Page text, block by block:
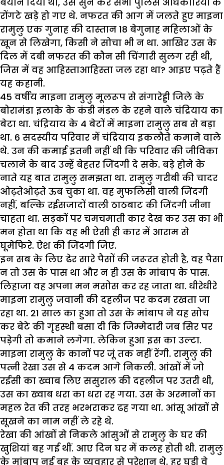
रोंगटे खड़े हो गए थे. नफरत की आग में जलते हुए माइना
रामुलु एक गुनाह की दास्तान 18 बेगुनाह महिलाओं के
खून से लिखेगा, किसी ने सोचा भी न था. आखिर उस के
दिल में दबी नफरत की कौन सी चिंगारी सुलग रही थी,
जिस में वह आहिस्ताआहिस्ता जल रहा था? आइए पढ़ते हैं
यह कहानी.
45 वर्षीय माइना रामुलु मूलरूप से संगारेड्डी जिले के
बोरामंडा इलाके के कंडी मंडल के रहने वाले चंद्रियाय का
बेटा था. चंद्रियाय के 4 बेटों में माइना रामुलु सब से बड़ा
था. 6 सदस्यीय परिवार में चंद्रियाय इकलौते कमाने वाले
थे. उन की कमाई इतनी नहीं थी कि परिवार की जीविका
चलाने के बाद उन्हें बेहतर जिंदगी दे सके. बड़े होने के
नाते यह बात रामुलु समझता था. रामुलु गरीबी की चादर
ओढ़तेओढ़ते ऊब चुका था. वह मुफलिसी वाली जिंदगी
नहीं, बल्कि रईसजादों वाली ठाठबाट की जिंदगी जीना
चाहता था. सड़कों पर चमचमाती कार देख कर उस का भी
मन होता था कि वह भी ऐसी ही कार में आराम से
घूमेफिरे. ऐश की जिंदगी जिए.
इन सब के लिए ढेर सारे पैसों की जरूरत होती है, वह पैसा
न तो उस के पास था और न ही उस के मांबाप के पास.
लिहाजा वह अपना मन मसोस कर रह जाता था. धीरेधीरे
माइना रामुलु जवानी की दहलीज पर कदम रखता जा
रहा था. 21 साल का हुआ तो उस के मांबाप ने यह सोच
कर बेटे की गृहस्थी बसा दी कि जिम्मेदारी जब सिर पर
पड़ेगी तो कमाने लगेगा. लेकिन हुआ इस का उल्टा.
माइना रामुलु के कानों पर जूं तक नहीं रेंगी. रामुलु की
पत्नी रेखा उस से 4 कदम आगे निकली. आंखों में जो
रईसी का ख्वाब लिए ससुराल की दहलीज पर उतरी थी,
उस का ख्वाब धरा का धरा रह गया. उस के अरमानों का
महल रेत की तरह भरभराकर ढह गया था. आंसू आंखों से
सूखने का नाम नहीं ले रहे थे.
रेखा की आंखों से निकले आंसुओं से रामुलु के घर की
खुशियां बह गई थीं. आए दिन घर में कलह होती थी. रामुलु
के मांबाप नई बहू के व्यवहार से परेशान थे. हर घड़ी वे